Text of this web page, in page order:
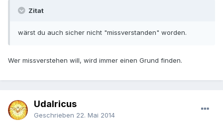
Zitat
wärst du auch sicher nicht "missverstanden" worden.
Wer missverstehen will, wird immer einen Grund finden.
Udalricus
Geschrieben 22. Mai 2014